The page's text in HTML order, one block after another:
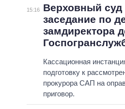
15:16
Верховный суд
заседание по
замдиректора
Кассационная
подготовку к
прокурора САП на
приговор.